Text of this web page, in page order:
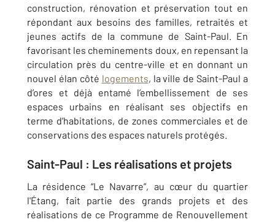
construction, rénovation et préservation tout en
répondant aux besoins des familles, retraités et
jeunes actifs de la commune de Saint-Paul. En
favorisant les cheminements doux, en repensant la
circulation près du centre-ville et en donnant un
nouvel élan côté logements, la ville de Saint-Paul a
d’ores et déjà entamé l’embellissement de ses
espaces urbains en réalisant ses objectifs en
terme d’habitations, de zones commerciales et de
conservations des espaces naturels protégés.
Saint-Paul : Les réalisations et projets
La résidence “Le Navarre”, au cœur du quartier
l'Étang, fait partie des grands projets et des
réalisations de ce Programme de Renouvellement